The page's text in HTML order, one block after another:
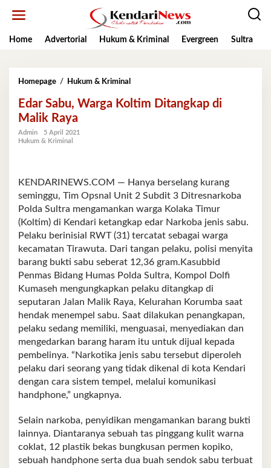
Home
Advertorial Hukum & Kriminal Evergreen Sultra
Homepage / Hukum & Kriminal
Warga
Edar Sabu, Warga Koltim Ditangkap di
Malik Raya
Admin
5 April 2021
Hukum & Kriminal
KENDARINEWS.COM — Hanya berselang kurang
seminggu, Tim Opsnal Unit 2 Subdit 3 Ditresnarkoba
Polda Sultra mengamankan warga Kolaka Timur
(Koltim) di Kendari ketangkap edar Narkoba jenis sabu.
Pelaku berinisial RWT (31) tercatat sebagai warga
kecamatan Tirawuta. Dari tangan pelaku, polisi menyita
barang bukti sabu seberat 12,36 gram.Kasubbid
Penmas Bidang Humas Polda Sultra, Kompol Dolfi
Kumaseh mengungkapkan pelaku ditangkap di
seputaran Jalan Malik Raya, Kelurahan Korumba saat
hendak menempel sabu. Saat dilakukan penangkapan,
pelaku sedang memiliki, menguasai, menyediakan dan
mengedarkan barang haram itu untuk dijual kepada
pembelinya. “Narkotika jenis sabu tersebut diperoleh
pelaku dari seorang yang tidak dikenal di kota Kendari
dengan cara sistem tempel, melalui komunikasi
handphone,” ungkapnya.
Selain narkoba, penyidikan mengamankan barang bukti
lainnya. Diantaranya sebuah tas pinggang kulit warna
coklat, 12 plastik bekas bungkusan permen kopiko,
sebuah handphone serta dua buah sendok sabu terbuat